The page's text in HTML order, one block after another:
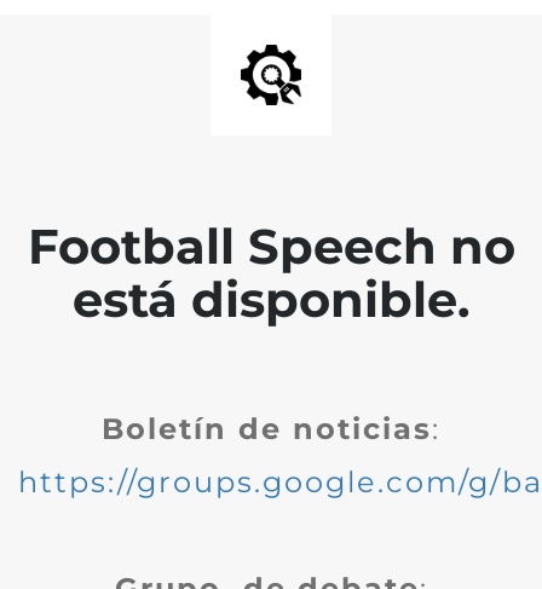
Football Speech no
está disponible.
Boletín de noticias:
https://groups.google.com/g/